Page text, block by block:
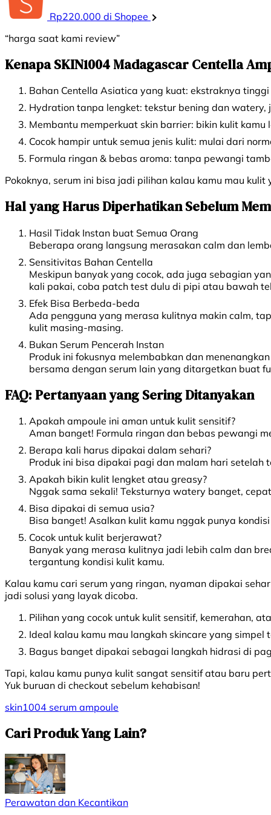
Rp220.000 di Shopee
“harga saat kami review”
Kenapa SKIN1004 Madagascar Centella
Bahan Centella Asiatica yang kuat: ekstraknya
Hydration tanpa lengket: tekstur bening dan
Membantu memperkuat skin barrier: bikin kulit
Cocok hampir untuk semua jenis kulit: mulai dari
Formula ringan & bebas aroma: tanpa pewangi
Pokoknya, serum ini bisa jadi pilihan kalau kamu mau
Hal yang Harus Diperhatikan Sebelum
Hasil Tidak Instan buat Semua Orang
Beberapa orang langsung merasakan calm dan
Sensitivitas Bahan Centella
Meskipun banyak yang cocok, ada juga sebagian
kali pakai, coba patch test dulu di pipi atau bawah
Efek Bisa Berbeda-beda
Ada pengguna yang merasa kulitnya makin calm,
kulit masing-masing.
Bukan Serum Pencerah Instan
Produk ini fokusnya melembabkan dan
bersama dengan serum lain yang ditargetkan buat
FAQ: Pertanyaan yang Sering Ditanyakan
Apakah ampoule ini aman untuk kulit sensitif?
Aman banget! Formula ringan dan bebas pewangi
Berapa kali harus dipakai dalam sehari?
Produk ini bisa dipakai pagi dan malam hari setelah
Apakah bikin kulit lengket atau greasy?
Nggak sama sekali! Teksturnya watery banget,
Bisa dipakai di semua usia?
Bisa banget! Asalkan kulit kamu nggak punya
Cocok untuk kulit berjerawat?
Banyak yang merasa kulitnya jadi lebih calm dan
tergantung kondisi kulit kamu.
Kalau kamu cari serum yang ringan, nyaman dipakai
jadi solusi yang layak dicoba.
Pilihan yang cocok untuk kulit sensitif, kemerahan,
Ideal kalau kamu mau langkah skincare yang simpel
Bagus banget dipakai sebagai langkah hidrasi di
Tapi, kalau kamu punya kulit sangat sensitif atau baru
Yuk buruan di checkout sebelum kehabisan!
skin1004 serum ampoule
Cari Produk Yang Lain?
Perawatan dan Kecantikan